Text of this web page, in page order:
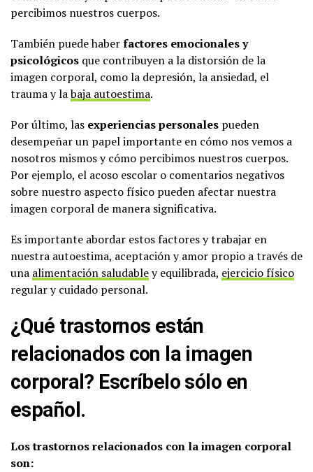
percibimos nuestros cuerpos.
También puede haberfactores emocionales y
psicológicos que contribuyen a la distorsión de la
imagen corporal, como la depresión, la ansiedad, el
trauma y labaja autoestima.
Por último, las experiencias personales pueden
desempeñar un papel importante en cómo nos vemos a
nosotros mismos y cómo percibimos nuestros cuerpos.
Por ejemplo, el acoso escolar o comentarios negativos
sobre nuestro aspecto físico pueden afectar nuestra
imagen corporal de manera significativa.
Es importante abordar estos factores y trabajar en
nuestra autoestima, aceptación y amor propio a través de
una alimentación saludabley equilibrada, ejercicio físico
regular y cuidado personal.
¿Qué trastornos están
relacionados con la imagen
corporal? Escríbelo sólo en
español.
Los trastornos relacionados con la imagen corporal
son: